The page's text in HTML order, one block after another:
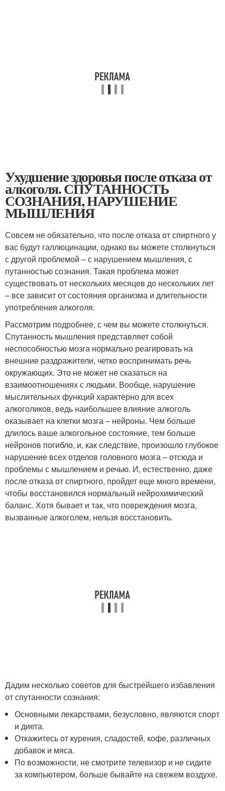
Ухудшение здоровья после отказа от
алкоголя. СПУТАННОСТЬ
СОЗНАНИЯ, НАРУШЕНИЕ
МЫШЛЕНИЯ
Совсем не обязательно, что после отказа от спиртного у
вас будут галлюцинации, однако вы можете столкнуться
с другой проблемой – с нарушением мышления, с
путанностью сознания. Такая проблема может
существовать от нескольких месяцев до нескольких лет
– все зависит от состояния организма и длительности
употребления алкоголя.
Рассмотрим подробнее, с чем вы можете столкнуться.
Спутанность мышления представляет собой
неспособностью мозга нормально реагировать на
внешние раздражители, четко воспринимать речь
окружающих. Это не может не сказаться на
взаимоотношениях с людьми. Вообще, нарушение
мыслительных функций характерно для всех
алкоголиков, ведь наибольшее влияние алкоголь
оказывает на клетки мозга – нейроны. Чем больше
длилось ваше алкогольное состояние, тем больше
нейронов погибло, и, как следствие, произошло глубокое
нарушение всех отделов головного мозга – отсюда и
проблемы с мышлением и речью. И, естественно, даже
после отказа от спиртного, пройдет еще много времени,
чтобы восстановился нормальный нейрохимический
баланс. Хотя бывает и так, что повреждения мозга,
вызванные алкоголем, нельзя восстановить.
Дадим несколько советов для быстрейшего избавления
от спутанности сознания:
Основными лекарствами, безусловно, являются спорт
и диета.
Откажитесь от курения, сладостей, кофе, различных
добавок и мяса.
По возможности, не смотрите телевизор и не сидите
за компьютером, больше бывайте на свежем воздухе.